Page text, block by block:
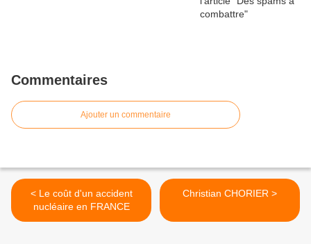
Commentaires
Ajouter un commentaire
< Le coût d'un accident
nucléaire en FRANCE
Christian CHORIER >